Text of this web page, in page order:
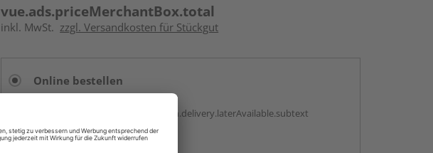
vue.ads.priceMerchantBox.total
inkl. MwSt. zzgl. Versandkosten für Stückgut
Online bestellen
vue.ads.priceMerchantBox.option.delivery.laterAvailable.subtext